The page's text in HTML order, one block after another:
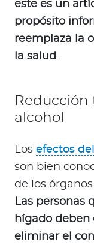
este es un
propósito
reemplaza la
la salud.
alcohol
Los efectos
son bien
de los
Las personas
hígado deben
eliminar el